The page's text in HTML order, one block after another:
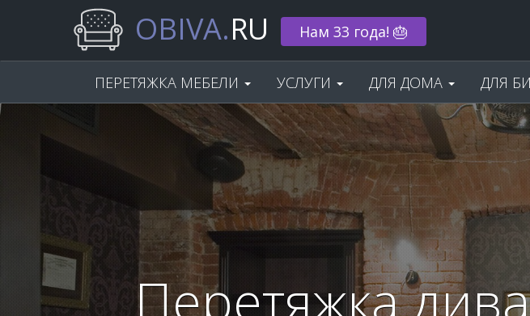
OBIVA.RU Нам 33 года! 🎂
ПЕРЕТЯЖКА МЕБЕЛИ УСЛУГИ ДЛЯ ДОМА ДЛЯ
Перетяжка